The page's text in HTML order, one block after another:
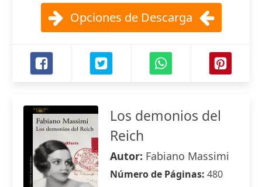
Opciones de Descarga
Los demonios del
Reich
Autor: Fabiano Massimi
Número de Páginas: 480